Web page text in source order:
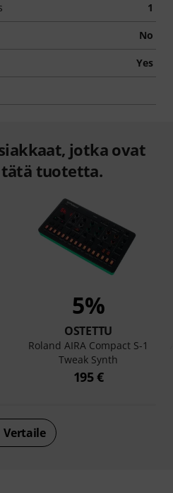
1
No
Yes
jotka ovat
tuotetta.
5%
OSTETTU
Roland AIRA Compact S-1
Tweak Synth
195 €
Vertaile